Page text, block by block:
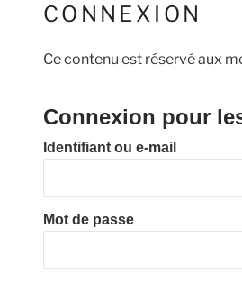
CONNEXION
Ce contenu est réservé aux
Connexion pour
Identifiant ou e-mail
Mot de passe